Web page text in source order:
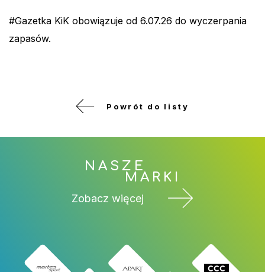
#Gazetka KiK obowiązuje od 6.07.26 do wyczerpania
zapasów.
Powrót do listy
NASZE
MARKI
Zobacz więcej